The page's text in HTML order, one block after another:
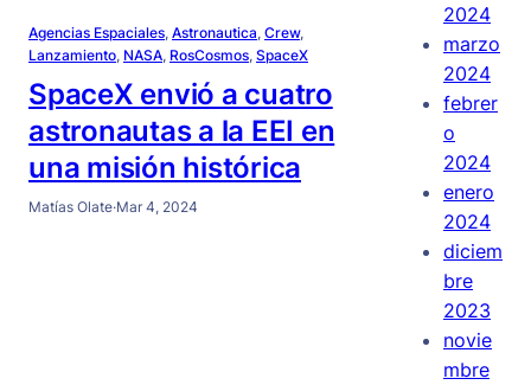
Agencias Espaciales, Astronautica, Crew
Lanzamiento, NASA, RosCosmos, SpaceX
SpaceX envió a cuatro
astronautas a la EEI en
una misión histórica
Matías Olate·Mar 4, 2024
2024
marzo
2024
febrer
o
2024
enero
2024
diciem
bre
2023
novie
mbre